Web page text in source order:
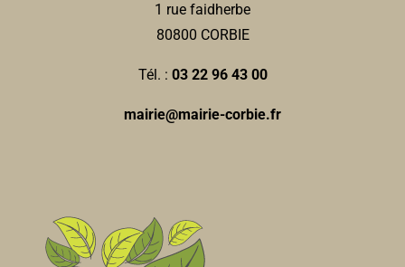
1 rue faidherbe
80800 CORBIE
Tél. : 03 22 96 43 00
mairie@mairie-corbie.fr